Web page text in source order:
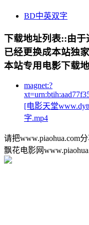
BD中英双字
下载地址列表::由于
已经更换成本站独
本站专用电影下载
magnet:?
[电影天堂
字.mp4
请把www.piaohua.com
飘花电影网